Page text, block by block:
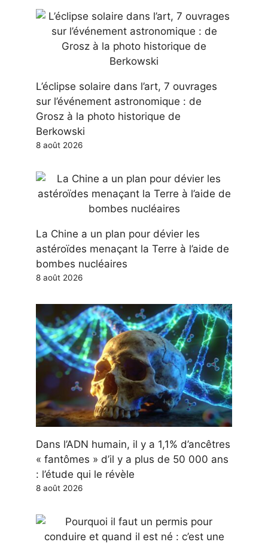
L’éclipse solaire dans l’art, 7 ouvrages
sur l’événement astronomique : de
Grosz à la photo historique de
Berkowski
8 août 2026
La Chine a un plan pour dévier les
astéroïdes menaçant la Terre à l’aide de
bombes nucléaires
8 août 2026
Dans l’ADN humain, il y a 1,1% d’ancêtres
« fantômes » d’il y a plus de 50 000 ans
: l’étude qui le révèle
8 août 2026